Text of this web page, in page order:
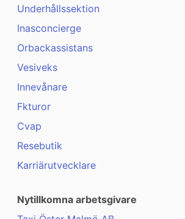
Underhållssektion
Inasconcierge
Orbackassistans
Vesiveks
Innevånare
Fkturor
Cvap
Resebutik
Karriärutvecklare
Nytillkomna arbetsgivare